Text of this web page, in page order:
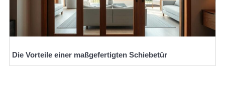
Die Vorteile einer maßgefertigten Schiebetür